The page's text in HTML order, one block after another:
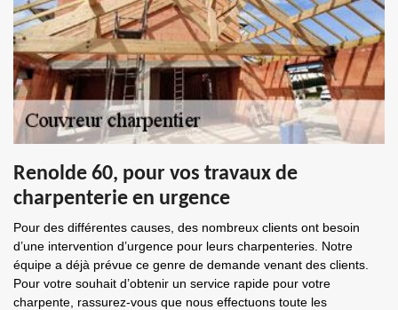
Renolde 60, pour vos travaux de
charpenterie en urgence
Pour des différentes causes, des nombreux clients ont besoin
d’une intervention d’urgence pour leurs charpenteries. Notre
équipe a déjà prévue ce genre de demande venant des clients.
Pour votre souhait d’obtenir un service rapide pour votre
charpente, rassurez-vous que nous effectuons toute les